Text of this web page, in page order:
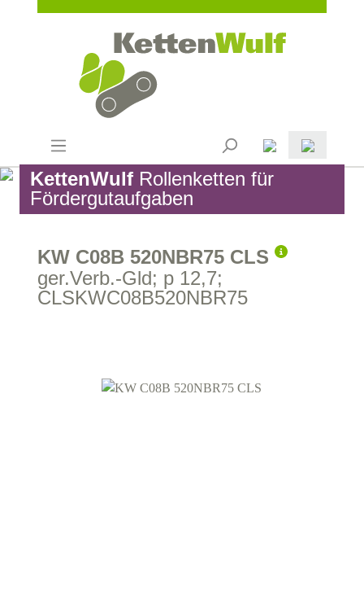
KettenWulfRollenketten für
Fördergutaufgaben
KW C08B 520NBR75 CLS
ger.Verb.-Gld; p 12,7;
CLSKWC08B520NBR75